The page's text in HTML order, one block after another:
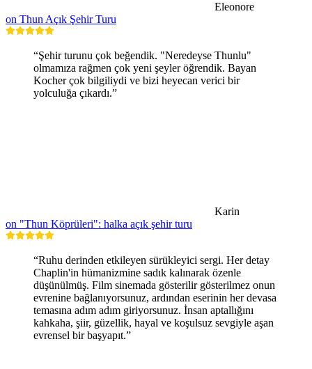
Eleonore
on Thun Açık Şehir Turu
“Şehir turunu çok beğendik. "Neredeyse Thunlu"
olmamıza rağmen çok yeni şeyler öğrendik. Bayan
Kocher çok bilgiliydi ve bizi heyecan verici bir
yolculuğa çıkardı.”
Karin
on "Thun Köprüleri": halka açık şehir turu
“Ruhu derinden etkileyen sürükleyici sergi. Her detay
Chaplin'in hümanizmine sadık kalınarak özenle
düşünülmüş. Film sinemada gösterilir gösterilmez onun
evrenine bağlanıyorsunuz, ardından eserinin her devasa
temasına adım adım giriyorsunuz. İnsan aptallığını
kahkaha, şiir, güzellik, hayal ve koşulsuz sevgiyle aşan
evrensel bir başyapıt.”